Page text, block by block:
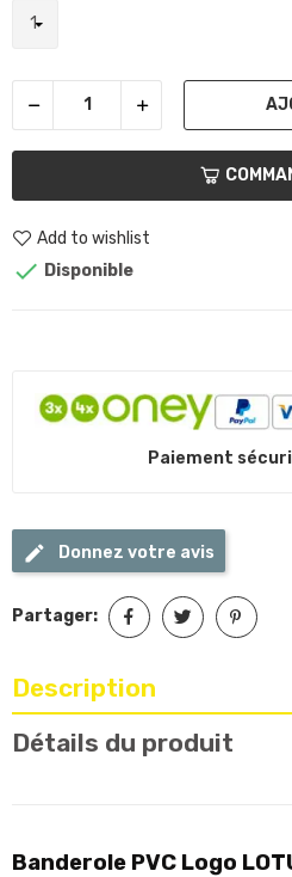
Add to wishlist
 Disponible
Paiement
Donnez votre avis
Partager:
Description
Détails du produit
Banderole PVC Logo